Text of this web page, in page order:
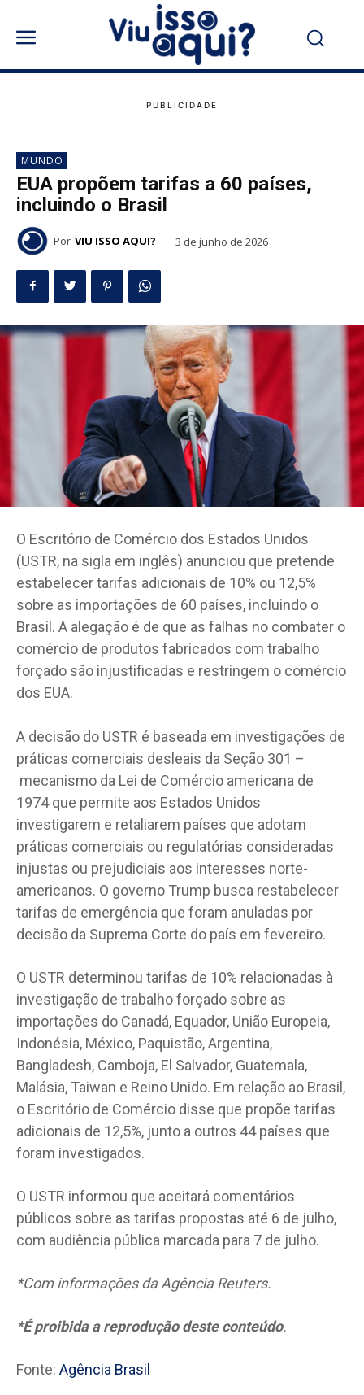
MUNDO
EUA propõem tarifas a 60 países,
incluindo o Brasil
Por VIU ISSO AQUI? 3 de junho de 2026
O Escritório de Comércio dos Estados Unidos
(USTR, na sigla em inglês) anunciou que pretende
estabelecer tarifas adicionais de 10% ou 12,5%
sobre as importações de 60 países, incluindo o
Brasil. A alegação é de que as falhas no combater o
comércio de produtos fabricados com trabalho
forçado são injustificadas e restringem o comércio
dos EUA.
A decisão do USTR é baseada em investigações de
práticas comerciais desleais da Seção 301 –
mecanismo da Lei de Comércio americana de
1974 que permite aos Estados Unidos
investigarem e retaliarem países que adotam
práticas comerciais ou regulatórias consideradas
injustas ou prejudiciais aos interesses norte-
americanos. O governo Trump busca restabelecer
tarifas de emergência que foram anuladas por
decisão da Suprema Corte do país em fevereiro.
O USTR determinou tarifas de 10% relacionadas à
investigação de trabalho forçado sobre as
importações do Canadá, Equador, União Europeia,
Indonésia, México, Paquistão, Argentina,
Bangladesh, Camboja, El Salvador, Guatemala,
Malásia, Taiwan e Reino Unido. Em relação ao Brasil,
o Escritório de Comércio disse que propõe tarifas
adicionais de 12,5%, junto a outros 44 países que
foram investigados.
O USTR informou que aceitará comentários
públicos sobre as tarifas propostas até 6 de julho,
com audiência pública marcada para 7 de julho.
*Com informações da Agência Reuters.
*É proibida a reprodução deste conteúdo.
Fonte: Agência Brasil